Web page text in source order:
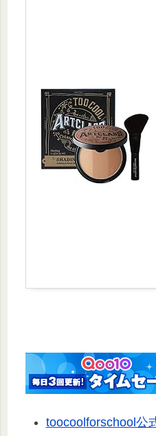
きまし
toocoolforschool公